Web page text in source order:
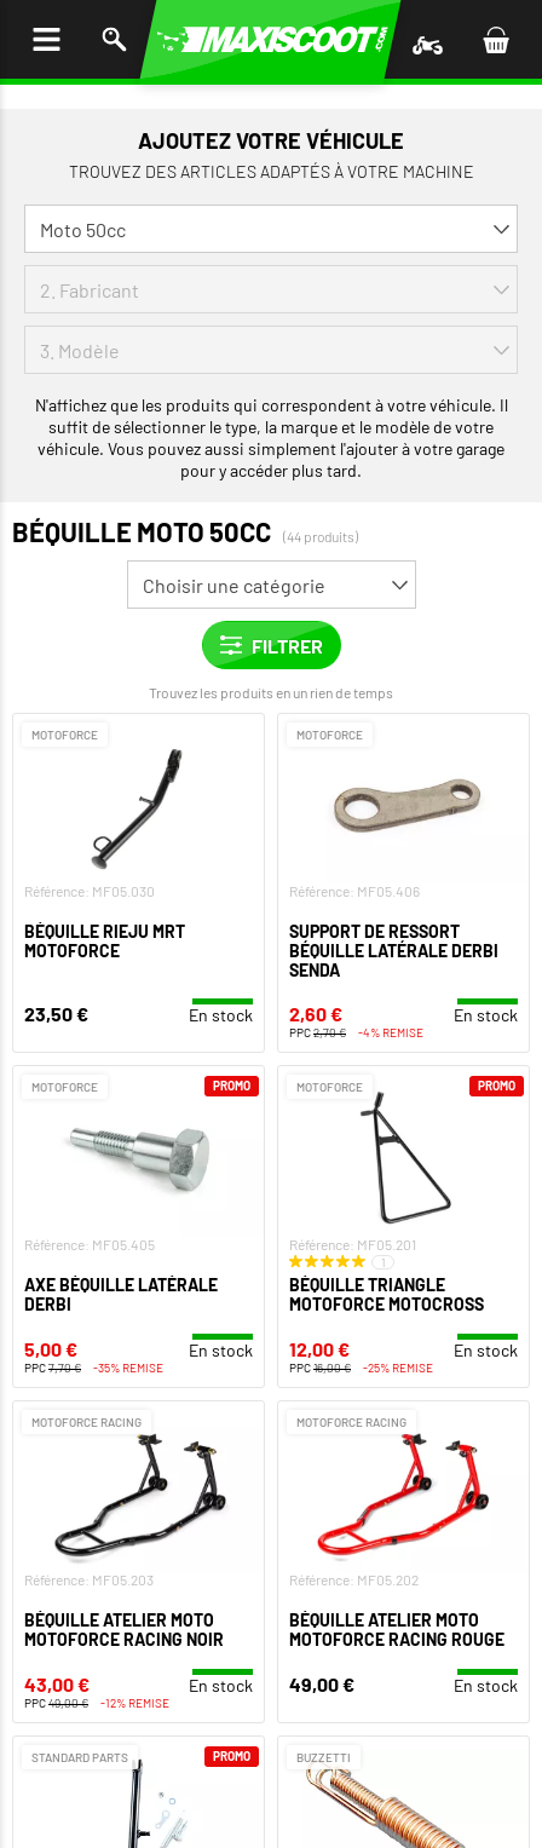
AJOUTEZ VOTRE VÉHICULE
TROUVEZ DES ARTICLES ADAPTÉS À VOTRE MACHINE
N'affichez que les produits qui correspondent à votre véhicule. Il
suffit de sélectionner le type, la marque et le modèle de votre
véhicule. Vous pouvez aussi simplement l'ajouter à votre garage
pour y accéder plus tard.
BÉQUILLE MOTO 50CC (44 produits)
Trouvez les produits en un rien de temps
MOTOFORCE
Référence: MF05.030
BÉQUILLE RIEJU MRT
MOTOFORCE
23,50 € En stock
MOTOFORCE
Référence: MF05.406
SUPPORT DE RESSORT
BÉQUILLE LATÉRALE DERBI
SENDA
2,60 € En stock
PPC2,70 € -4% REMISE
MOTOFORCE
Référence: MF05.405
AXE BÉQUILLE LATÉRALE
DERBI
5,00 € En stock
PPC7,70 € -35% REMISE
PROMO MOTOFORCE
Référence: MF05.201
1
BÉQUILLE TRIANGLE
MOTOFORCE MOTOCROSS
12,00 € En stock
PPC16,00 € -25% REMISE
PROMO
MOTOFORCE RACING
Référence: MF05.203
BÉQUILLE ATELIER MOTO
MOTOFORCE RACING NOIR
43,00 € En stock
PPC49,00 € -12% REMISE
MOTOFORCE RACING
Référence: MF05.202
BÉQUILLE ATELIER MOTO
MOTOFORCE RACING ROUGE
49,00 € En stock
STANDARD PARTS PROMO BUZZETTI